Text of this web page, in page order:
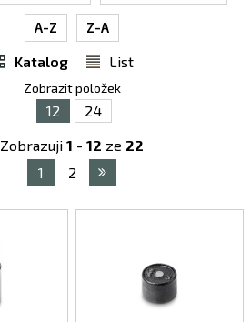
A-Z Z-A
Katalog List
Zobrazit položek
12
24
Zobrazuji 1 - 12 ze 22
1
2